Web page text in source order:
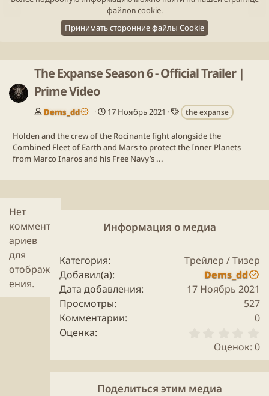
файлов cookie.
Принимать сторонние файлы Cookie
The Expanse Season 6 - Official Trailer |
Prime Video
Dems_dd 17 Ноябрь 2021
Т
е
г
и
the expanse
Holden and the crew of the Rocinante fight alongside the
Combined Fleet of Earth and Mars to protect the Inner Planets
from Marco Inaros and his Free Navy’s ...
Нет
коммент
ариев
для
отображ
ения.
Информация о медиа
Категория
Трейлер / Тизер
Добавил(а)
Dems_dd
Дата добавления
17 Ноябрь 2021
Просмотры
527
Комментарии
0
Оценка
.
0
0
з
Оценок: 0
Поделиться этим медиа